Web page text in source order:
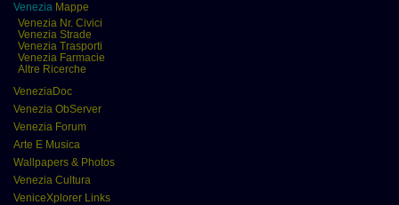
Venezia Mappe
Venezia Nr. Civici
Venezia Strade
Venezia Trasporti
Venezia Farmacie
Altre Ricerche
VeneziaDoc
Venezia ObServer
Venezia Forum
Arte E Musica
Wallpapers & Photos
Venezia Cultura
VeniceXplorer Links